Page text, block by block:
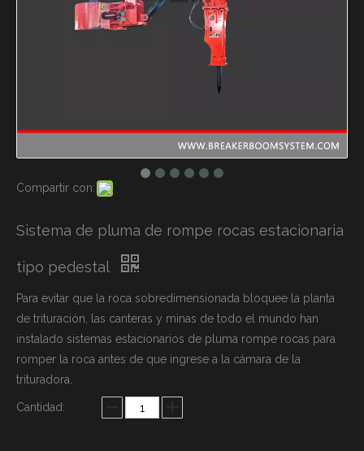
Compartir con:
Sistema de pluma de rompe rocas estacionaria
tipo pedestal
Para evitar que la roca sobredimensionada bloquee la planta
de trituración, las canteras y minas de todo el mundo han
instalado sistemas estacionarios de pluma rompe rocas para
romper la roca antes de que ingrese a la cámara de la
trituradora.
Cantidad: